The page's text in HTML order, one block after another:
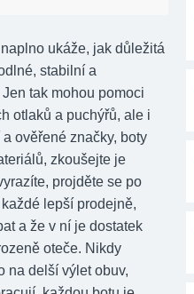
ukáže, jak důležitá
stabilní a
tak mohou pomoci
otlaků a puchýřů, ale i
ověřené značky, boty
zkoušejte je
projděte se po
lepší prodejně,
a že v ní je dostatek
oteče. Nikdy
na delší výlet obuv,